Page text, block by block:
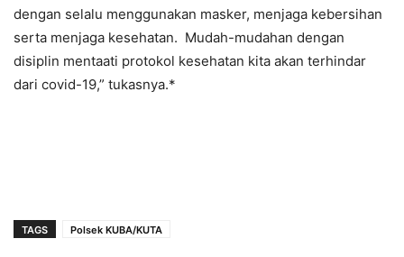
dengan selalu menggunakan masker, menjaga kebersihan
serta menjaga kesehatan. Mudah-mudahan dengan
disiplin mentaati protokol kesehatan kita akan terhindar
dari covid-19,” tukasnya.*
TAGS Polsek KUBA/KUTA